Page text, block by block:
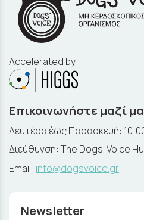
Accelerated by:
Επικοινωνήστε μαζί
Δευτέρα έως Παρασκευή:
Διεύθυνση: The Dogs' Voice
Email: info@dogsvoice.gr
Newsletter